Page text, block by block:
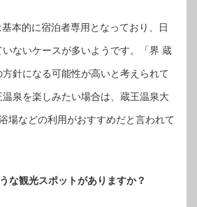
本的に宿泊者専用となっており、日
ないケースが多いようです。「界 蔵
針になる可能性が高いと考えられて
泉を楽しみたい場合は、蔵王温泉大
場などの利用がおすすめだと言われて
な観光スポットがありますか？